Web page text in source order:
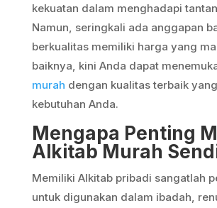
kekuatan dalam menghadapi
Namun, seringkali ada anggapan
berkualitas memiliki harga yang
baiknya, kini Anda dapat
murah dengan kualitas terbaik
kebutuhan Anda.
Mengapa Penting
Alkitab Murah
Memiliki Alkitab pribadi sangatlah
untuk digunakan dalam ibadah,